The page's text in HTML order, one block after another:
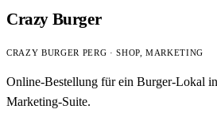
Crazy Burger
CRAZY BURGER PERG · SHOP, MARKETING
Online-Bestellung für ein Burger-Lokal
Marketing-Suite.